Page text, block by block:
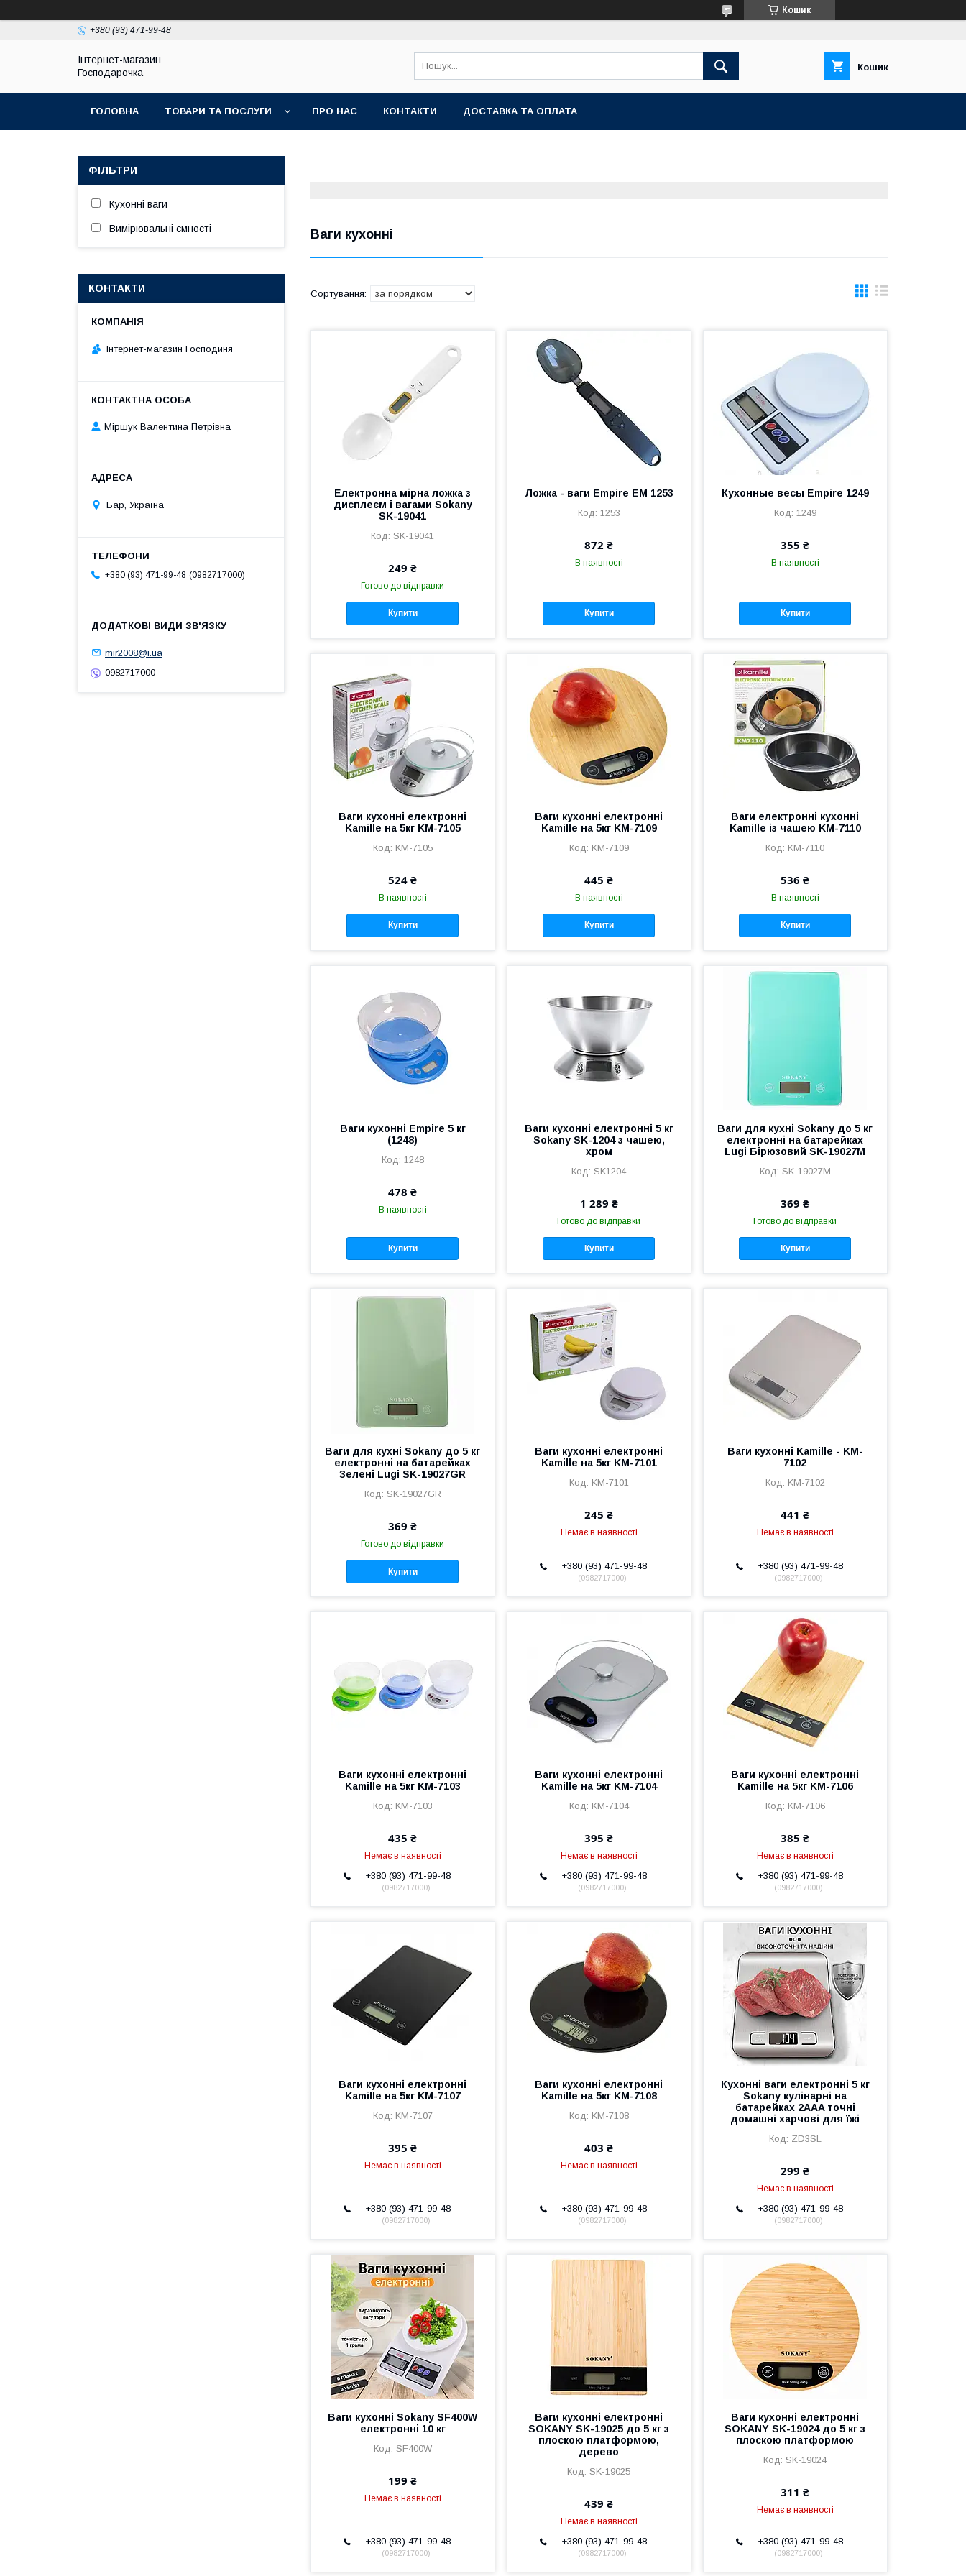
Кошик
+380 (93) 471-99-48
Інтернет-магазин
Господарочка
Кошик
ГОЛОВНА ТОВАРИ ТА ПОСЛУГИ ПРО НАС КОНТАКТИ ДОСТАВКА ТА ОПЛАТА
Ваги кухонні
Електронна мірна ложка з
дисплеєм і вагами Sokany
SK-19041
SK-19041
249 ₴
Готово до відправки
Купити
Ложка - ваги Empire EM 1253
1253
872 ₴
В наявності
Купити
Кухонные весы Empire 1249
1249
355 ₴
В наявності
Купити
Ваги кухонні електронні
Kamille на 5кг KM-7105
KM-7105
524 ₴
В наявності
Купити
Ваги кухонні електронні
Kamille на 5кг KM-7109
KM-7109
445 ₴
В наявності
Купити
Ваги електронні кухонні
Kamille із чашею KM-7110
KM-7110
536 ₴
В наявності
Купити
Ваги кухонні Empire 5 кг
(1248)
1248
478 ₴
В наявності
Купити
Ваги кухонні електронні 5 кг
Sokany SK-1204 з чашею,
хром
SK1204
1 289 ₴
Готово до відправки
Купити
Ваги для кухні Sokany до 5 кг
електронні на батарейках
Lugi Бірюзовий SK-19027M
SK-19027M
369 ₴
Готово до відправки
Купити
Ваги для кухні Sokany до 5 кг
електронні на батарейках
Зелені Lugi SK-19027GR
SK-19027GR
369 ₴
Готово до відправки
Купити
Ваги кухонні електронні
Kamille на 5кг KM-7101
KM-7101
245 ₴
Немає в наявності
+380 (93) 471-99-48
0982717000
Ваги кухонні Kamille - KM-
7102
KM-7102
441 ₴
Немає в наявності
+380 (93) 471-99-48
0982717000
Ваги кухонні електронні
Kamille на 5кг KM-7103
KM-7103
435 ₴
Немає в наявності
+380 (93) 471-99-48
0982717000
Ваги кухонні електронні
Kamille на 5кг KM-7104
KM-7104
395 ₴
Немає в наявності
+380 (93) 471-99-48
0982717000
Ваги кухонні електронні
Kamille на 5кг KM-7106
KM-7106
385 ₴
Немає в наявності
+380 (93) 471-99-48
0982717000
Ваги кухонні електронні
Kamille на 5кг KM-7107
KM-7107
395 ₴
Немає в наявності
+380 (93) 471-99-48
0982717000
Ваги кухонні електронні
Kamille на 5кг KM-7108
KM-7108
403 ₴
Немає в наявності
+380 (93) 471-99-48
0982717000
Кухонні ваги електронні 5 кг
Sokany кулінарні на
батарейках 2AAA точні
домашні харчові для їжі
ZD3SL
299 ₴
Немає в наявності
+380 (93) 471-99-48
0982717000
Ваги кухонні Sokany SF400W
електронні 10 кг
SF400W
199 ₴
Немає в наявності
+380 (93) 471-99-48
0982717000
Ваги кухонні електронні
SOKANY SK-19025 до 5 кг з
плоскою платформою,
дерево
SK-19025
439 ₴
Немає в наявності
+380 (93) 471-99-48
0982717000
Ваги кухонні електронні
SOKANY SK-19024 до 5 кг з
плоскою платформою
SK-19024
311 ₴
Немає в наявності
+380 (93) 471-99-48
0982717000
ФІЛЬТРИ
Кухонні ваги
Вимірювальні ємності
КОНТАКТИ
Інтернет-магазин Господиня
Міршук Валентина Петрівна
Бар, Україна
+380 (93) 471-99-48 0982717000
mir2008@i.ua
0982717000